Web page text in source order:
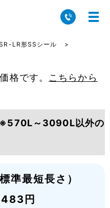
LR形SSシール
格です。 こちらから
※570L～3090L以外の
最短長さ）
円